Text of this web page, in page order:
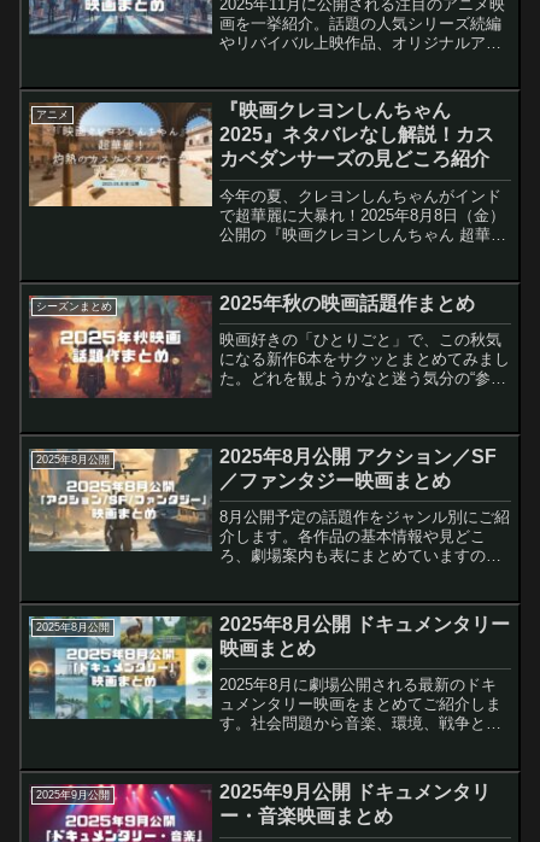
2025年11月に公開される注目のアニメ映
画を一挙紹介。話題の人気シリーズ続編
やリバイバル上映作品、オリジナルアニ
世界を、この記事でしっかりチェックし
ましょう。劇場版 ...
アニメ
『映画クレヨンしんちゃん
2025』ネタバレなし解説！カス
カベダンサーズの見どころ紹介
今年の夏、クレヨンしんちゃんがインド
で超華麗に大暴れ！2025年8月8日（金）
公開の『映画クレヨンしんちゃん 超華
文化の魅力が詰まったエンタメ作品で
す。家族で楽しめ...
シーズンまとめ 2025年秋の映画話題作まとめ
映画好きの「ひとりごと」で、この秋気
になる新作6本をサクッとまとめてみまし
た。どれを観ようかなと迷う気分の“参考
ム・ローニング脚本：ジェシー・ウィグ
トウ／ステ...
2025年8月公開
2025年8月公開 アクション／SF
／ファンタジー映画まとめ
8月公開予定の話題作をジャンル別にご紹
介します。各作品の基本情報や見どこ
ろ、劇場案内も表にまとめていますの
シック・ワールド／復活の大地
（Jurassic World: ...
2025年8月公開
2025年8月公開 ドキュメンタリー
映画まとめ
2025年8月に劇場公開される最新のドキ
ュメンタリー映画をまとめてご紹介しま
す。社会問題から音楽、環境、戦争とい
情報を一目でチェックできます。気にな
る作品は劇場や公式サイ...
2025年9月公開
2025年9月公開 ドキュメンタリ
ー・音楽映画まとめ